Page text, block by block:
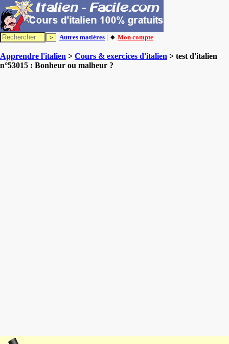
Autres matières | 🔸 Mon compte
Apprendre l'italien > Cours & exercices d'italien > test d'italien
n°53015 : Bonheur ou malheur ?